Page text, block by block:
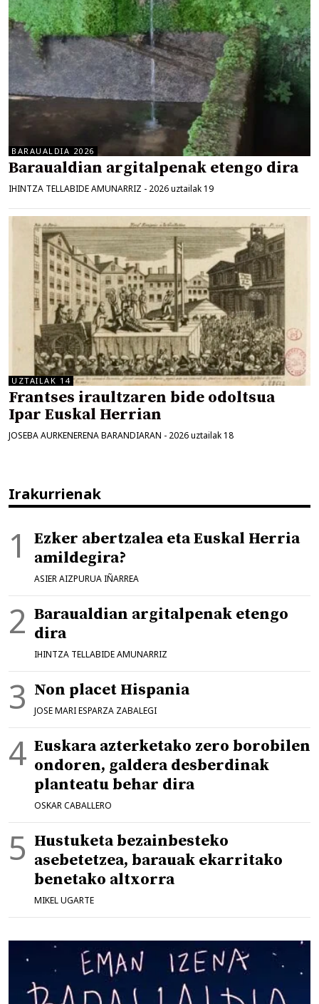
BARAUALDIA 2026
Baraualdian argitalpenak etengo dira
IHINTZA TELLABIDE AMUNARRIZ - 2026 uztailak 19
UZTAILAK 14
Frantses iraultzaren bide odoltsua
Ipar Euskal Herrian
JOSEBA AURKENERENA BARANDIARAN - 2026 uztailak 18
Irakurrienak
Ezker abertzalea eta Euskal Herria
amildegira?
ASIER AIZPURUA IÑARREA
Baraualdian argitalpenak etengo
dira
IHINTZA TELLABIDE AMUNARRIZ
Non placet Hispania
JOSE MARI ESPARZA ZABALEGI
Euskara azterketako zero borobilen
ondoren, galdera desberdinak
planteatu behar dira
OSKAR CABALLERO
Hustuketa bezainbesteko
asebetetzea, barauak ekarritako
benetako altxorra
MIKEL UGARTE